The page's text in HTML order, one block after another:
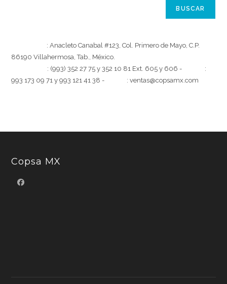
BUSCAR
: Anacleto Canabal #123, Col. Primero de Mayo, C.P.
86190 Villahermosa, Tab., México.
: (993) 352 27 75 y 352 10 81 Ext. 605 y 606 -
:
993 173 09 71 y 993 121 41 38 -
: ventas@copsamx.com
Copsa MX